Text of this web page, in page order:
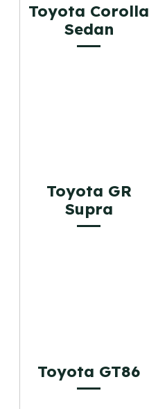
Toyota Corolla
Sedan
Toyota GR
Supra
Toyota GT86